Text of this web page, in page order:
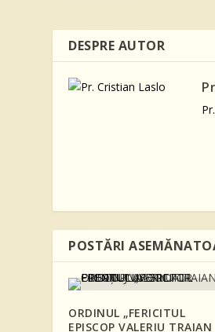
DESPRE AUTOR
POSTĂRI
ORDINUL „FERICITUL
EPISCOP VALERIU TRAIAN